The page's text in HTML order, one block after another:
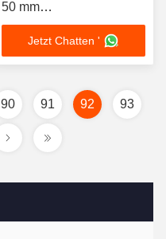
50 mm
Schraubendurchmesser
7-15 KW Heizleistung
Jetzt Chatten '
90 91 92 93